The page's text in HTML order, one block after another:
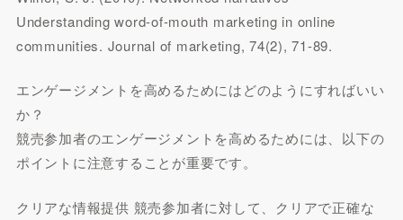
Understanding word-of-mouth marketing in online
communities. Journal of marketing, 74(2), 71-89.
エンゲージメントを高めるためにはどのようにすればいい
か？
競売参加者のエンゲージメントを高めるためには、以下の
ポイントに注意することが重要です。
クリアな情報提供 競売参加者に対して、クリアで正確な